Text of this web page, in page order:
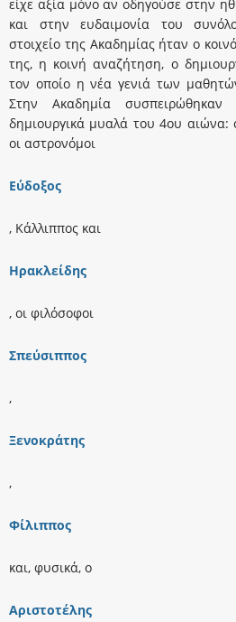
είχε αξία μόνο αν οδηγούσε στην
και στην ευδαιμονία του
στοιχείο της Aκαδημίας ήταν ο
της, η κοινή αναζήτηση, ο
τον οποίο η νέα γενιά των
Στην Aκαδημία
δημιουργικά μυαλά του 4ου αιώνα:
οι αστρονόμοι
Eύδοξος
, Kάλλιππος και
Hρακλείδης
, οι φιλόσοφοι
Σπεύσιππος
,
Ξενοκράτης
,
Φίλιππος
και, φυσικά, ο
Aριστοτέλης